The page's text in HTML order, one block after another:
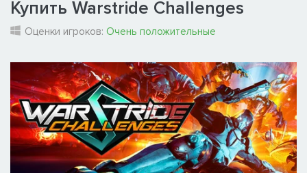
Купить Warstride Challenges
Оценки игроков: Очень положительные